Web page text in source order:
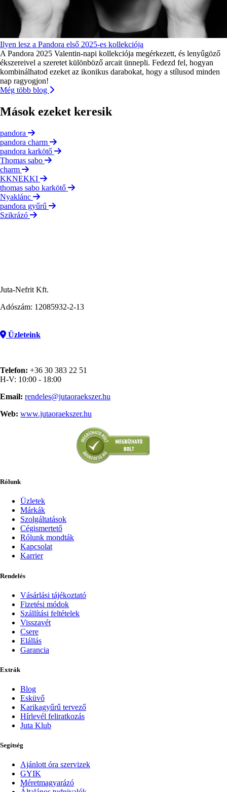
Ilyen lesz a Pandora első 2025-es kollekciója
A Pandora 2025 Valentin-napi kollekciója megérkezett, és lenyűgöző
ékszereivel a szeretet különböző arcait ünnepli. Fedezd fel, hogyan
kombinálhatod ezeket az ikonikus darabokat, hogy a stílusod minden
nap ragyogjon!
Még több blog
Mások ezeket keresik
pandora
pandora charm
pandora karkötő
Thomas sabo
charm
KKNEKKI
thomas sabo karkötő
Nyaklánc
pandora gyűrű
Szikrázó
Juta-Nefrit Kft.
Adószám: 12085932-2-13
Üzleteink
Telefon: +36 30 383 22 51
H-V: 10:00 - 18:00
Email: rendeles@jutaoraekszer.hu
Web: www.jutaoraekszer.hu
Rólunk
Üzletek
Márkák
Szolgáltatások
Cégismertető
Rólunk mondták
Kapcsolat
Karrier
Rendelés
Vásárlási tájékoztató
Fizetési módok
Szállítási feltételek
Visszavét
Csere
Elállás
Garancia
Extrák
Blog
Esküvő
Karikagyűrű tervező
Hírlevél feliratkozás
Juta Klub
Segítség
Ajánlott óra szervizek
GYIK
Méretmagyarázó